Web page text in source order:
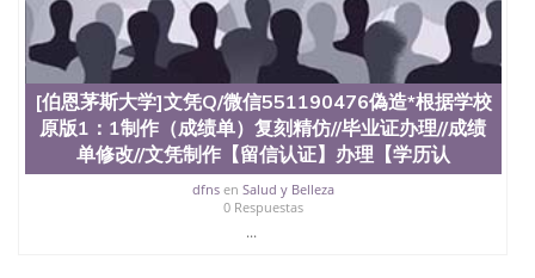
原版实物，以求达到客户的需求。 我们的优势： 我
们在保证合理定价的同时，坚持较高性价比，通过品
质和效率不断优化，为您倾情诠释什么是高性价比。
咨询顾问：Sam q/微信:551190476 Q/微
信:551190476办理毕业证成绩单、教育部认证,录取通
知书，雅思，留学回国证明.
公司专业制作、办理、仿制、成绩单文凭、改成绩、
教育部学历学位认证、毕业证、成绩单、文凭、学历
文凭、假文凭假毕业证假学历书制作、假制作、办
[伯恩茅斯大学]文凭Q/微信551190476偽造*根据学校
原版1：1制作（成绩单）复刻精仿//毕业证办理//成绩
单修改//文凭制作【留信认证】办理【学历认
dfnsen Salud y Belleza
0 Respuestas
...